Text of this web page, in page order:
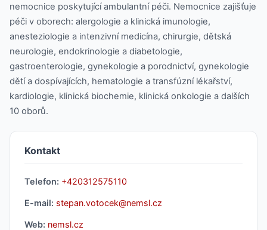
nemocnice poskytující ambulantní péči. Nemocnice zajišťuje
péči v oborech: alergologie a klinická imunologie,
anesteziologie a intenzivní medicína, chirurgie, dětská
neurologie, endokrinologie a diabetologie,
gastroenterologie, gynekologie a porodnictví, gynekologie
dětí a dospívajících, hematologie a transfúzní lékařství,
kardiologie, klinická biochemie, klinická onkologie a dalších
10 oborů.
Kontakt
Telefon: +420312575110
E-mail: stepan.votocek@nemsl.cz
Web: nemsl.cz